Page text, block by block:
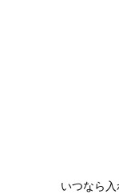
いつなら入